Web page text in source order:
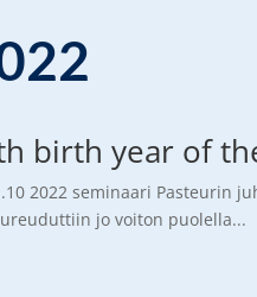
birth year of
2022 seminaari Pasteurin
jo voiton puolella...